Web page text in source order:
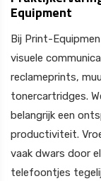
Equipment
Bij Print-
visuele
reclameprints,
tonercartridges.
belangrijk een
productiviteit.
vaak dwars door
telefoontjes